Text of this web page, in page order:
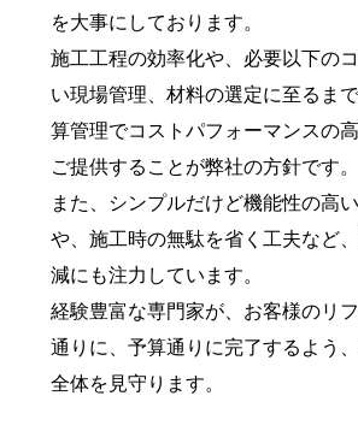
を大事にしております。
施工工程の効率化や、必要以下の
い現場管理、材料の選定に至るま
算管理でコストパフォーマンスの
ご提供することが弊社の方針です。
また、シンプルだけど機能性の高
や、施工時の無駄を省く工夫など
減にも注力しています。
経験豊富な専門家が、お客様のリ
通りに、予算通りに完了するよう
全体を見守ります。